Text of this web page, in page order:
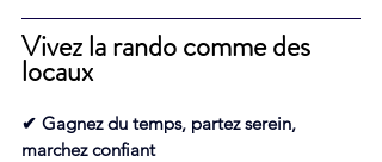
Vivez la rando comme des
locaux
✔ Gagnez du temps, partez serein,
marchez confiant